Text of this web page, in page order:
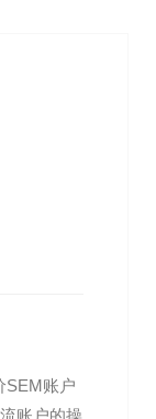
SEM账户
账户的操